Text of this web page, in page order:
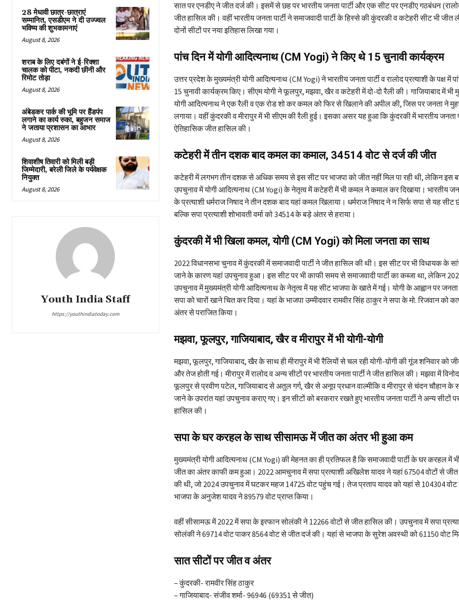
28 मेधावी छात्र-छात्राएं
सम्मानित, एसडीएम ने दी उज्ज्वल
भविष्य की शुभकामनाएं
August 8, 2026
शराब के लिए दबंगों ने ई-रिक्शा
चालक को पीटा, नकदी छीनी और
रिमोट तोड़ा
August 8, 2026
अंबेडकर पार्क की भूमि पर हैंडपंप
लगाने का कार्य रुका, बहुजन समाज
ने जताया प्रशासन का आभार
August 8, 2026
शिवाशीष तिवारी को मिली बड़ी
जिम्मेदारी, बरेली जिले के पर्यवेक्षक
नियुक्त
August 8, 2026
Youth India Staff
https://youthindiatoday.com
सात पर एनडीए ने जीत दर्ज की। इसमें से छह पर भारतीय जनता पार्टी और एक सीट पर एनडीए गठबंधन
जीत हासिल की। वहीं भारतीय जनता पार्टी ने समाजवादी पार्टी के हिस्से की कुंदरकी व कटेहरी सीट भी जीत
दोनों सीटों पर नया इतिहास लिखा गया।
पांच दिन में योगी आदित्यनाथ (CM Yogi) ने किए थे 15 चुनावी कार्यक्रम
उत्तर प्रदेश के मुख्यमंत्री योगी आदित्यनाथ (CM Yogi) ने भारतीय जनता पार्टी व रालोद प्रत्याशी के पक्ष में
15 चुनावी कार्यक्रम किए। सीएम योगी ने फूलपुर, मझवा, खैर व कटेहरी में दो-दो रैली की। गाजियाबाद में भी
योगी आदित्यनाथ ने एक रैली व एक रोड शो कर कमल को फिर से खिलाने की अपील की, जिस पर जनता ने
लगाया। वहीं कुंदरकी व मीरापुर में भी सीएम की रैली हुई। इसका असर यह हुआ कि कुंदरकी में भारतीय जनता
ऐतिहासिक जीत हासिल की।
कटेहरी में तीन दशक बाद कमल का कमाल, 34514 वोट से दर्ज की जीत
कटेहरी में लगभग तीन दशक से अधिक समय से इस सीट पर भाजपा को जीत नहीं मिल पा रही थी, लेकिन इस
उपचुनाव में योगी आदित्यनाथ (CM Yogi) के नेतृत्व में कटेहरी में भी कमल ने कमाल कर दिखाया। भारतीय
के प्रत्याशी धर्मराज निषाद ने तीन दशक बाद यहां कमल खिलाया। धर्मराज निषाद ने न सिर्फ सपा से यह सीट
बल्कि सपा प्रत्याशी शोभावती वर्मा को 34514 के बड़े अंतर से हराया।
कुंदरकी में भी खिला कमल, योगी (CM Yogi) को मिला जनता का साथ
2022 विधानसभा चुनाव में कुंदरकी में समाजवादी पार्टी ने जीत हासिल की थी। इस सीट पर भी विधायक के
जाने के कारण यहां उपचुनाव हुआ। इस सीट पर भी काफी समय से समाजवादी पार्टी का कब्जा था, लेकिन
उपचुनाव में मुख्यमंत्री योगी आदित्यनाथ के नेतृत्व में यह सीट भाजपा के खाते में गई। योगी के आह्वान पर
सपा को चारों खाने चित कर दिया। यहां के भाजपा उम्मीदवार रामवीर सिंह ठाकुर ने सपा के मो. रिजवान को
अंतर से पराजित किया।
मझवा, फूलपुर, गाजियाबाद, खैर व मीरापुर में भी योगी-योगी
मझवा, फूलपुर, गाजियाबाद, खैर के साथ ही मीरापुर में भी रैलियों से चल रही योगी-य़ोगी की गूंज शनिवार को
और तेज होती गई। मीरापुर में रालोद व अन्य सीटों पर भारतीय जनता पार्टी ने जीत हासिल की। मझवा में
फूलपुर से प्रवीण पटेल, गाजियाबाद से अतुल गर्ग, खैर से अनूप प्रधान वाल्मीकि व मीरापुर से चंदन चौहान के
जाने के उपरांत यहां उपचुनाव कराए गए। इन सीटों को बरकरार रखते हुए भारतीय जनता पार्टी ने अन्य सीटों
हासिल की।
सपा के घर करहल के साथ सीसामऊ में जीत का अंतर भी हुआ कम
मुख्यमंत्री योगी आदित्यनाथ (CM Yogi) की मेहनत का ही प्रतिफल है कि समाजवादी पार्टी के घर करहल में
जीत का अंतर काफी कम हुआ। 2022 आमचुनाव में सपा प्रत्याशी अखिलेश यादव ने यहां 67504 वोटों से जीत
की थी, जो 2024 उपचुनाव में घटकर महज 14725 वोट पहुंच गई। तेज प्रताप यादव को यहां से 104304 वोट
भाजपा के अनुजेश यादव ने 89579 वोट प्राप्त किया।
वहीं सीसामऊ में 2022 में सपा के इरफान सोलंकी ने 12266 वोटों से जीत हासिल की। उपचुनाव में सपा
सोलंकी ने 69714 वोट पाकर 8564 वोट से जीत दर्ज की। यहां से भाजपा के सुरेश अवस्थी को 61150 वोट
सात सीटों पर जीत व अंतर
– कुंदरकी- रामवीर सिंह ठाकुर
– गाजियाबाद- संजीव शर्मा- 96946 (69351 से जीत)